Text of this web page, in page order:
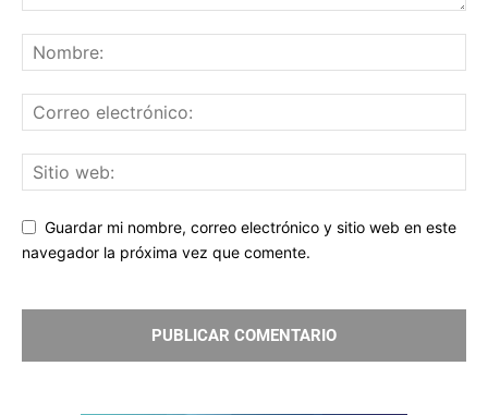
Guardar mi nombre, correo electrónico y sitio web en este
navegador la próxima vez que comente.